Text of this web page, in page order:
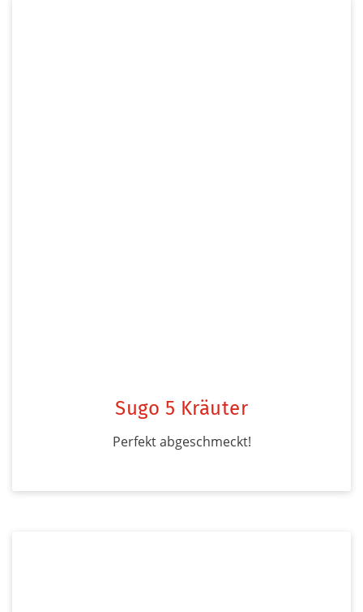
Sugo 5 Kräuter
Perfekt abgeschmeckt!